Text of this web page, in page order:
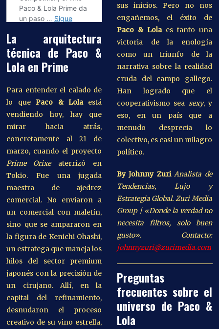
La arquitectura
técnica de Paco &
Lola en Prime
Para entender el calado de
lo quePaco & Lolaestá
vendiendo hoy, hay que
mirar hacia atrás,
concretamente al 21 de
marzo, cuando el proyecto
Prime Orixeaterrizó en
Tokio. Fue una jugada
maestra de ajedrez
comercial. No enviaron a
un comercial con maletín,
sino que se ampararon en
la figura de Kenichi Ohashi,
un estratega que maneja los
hilos del sector premium
japonés con la precisión de
un cirujano. Allí, en la
capital del refinamiento,
desnudaron el proceso
creativo de su vino estrella,
sus inicios. Pero no nos
engañemos, el éxito de
Paco & Lolaes tanto una
victoria de la enología
como un triunfo de la
narrativa sobre la realidad
cruda del campo gallego.
Han logrado que el
cooperativismo sea sexy, y
eso, en un país que a
menudo desprecia lo
colectivo, es casi un milagro
político.
By Johnny Zuri Analista de
Tendencias, Lujo y
Estrategia Global. Zuri Media
Group | «Donde la verdad no
necesita filtros, solo buen
gusto».
Contacto:
johnnyzuri@zurimedia.com
Preguntas
frecuentes sobre el
universo de Paco &
Lola